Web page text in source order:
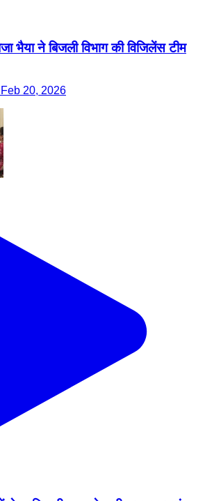
भैया ने बिजली विभाग की विजिलेंस टीम
20, 2026